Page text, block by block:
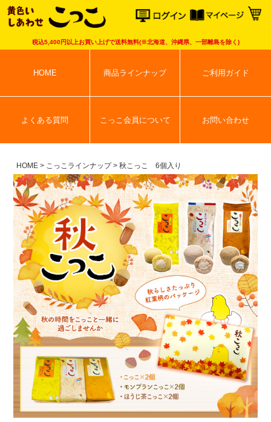
こっこオン
税込5,400円以上お買い上げで送料無料(※北海道、沖縄県、一部離島を除く)
HOME 商品ラインナップ ご利用ガイド
よくある質問 こっこ会員について お問い合わせ
HOME こっこラインナップ 秋こっこ 6個入り